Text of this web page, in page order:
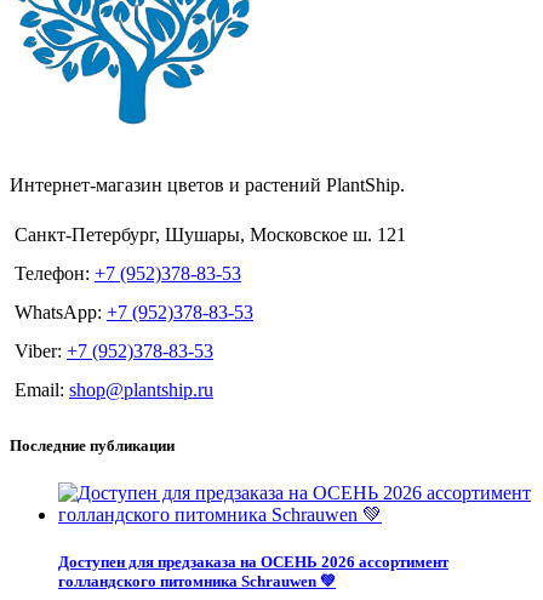
Интернет-магазин цветов и растений PlantShip.
Санкт-Петербург, Шушары, Московское ш. 121
Телефон: +7 (952)378-83-53
WhatsApp: +7 (952)378-83-53
Viber: +7 (952)378-83-53
Email: shop@plantship.ru
Последние публикации
Доступен для предзаказа на ОСЕНЬ 2026 ассортимент
голландского питомника Schrauwen 💚